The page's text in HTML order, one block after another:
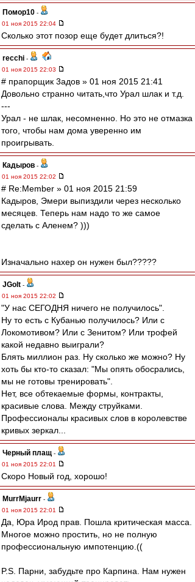
Помор10 -
01 ноя 2015 22:04
Сколько этот позор еще будет длиться?!
recchi -
01 ноя 2015 22:03
# прапорщик 3адoв » 01 ноя 2015 21:41
Довольно странно читать,что Урал шлак и т.д.
---
Урал - не шлак, несомненно. Но это не отмазка
того, чтобы нам дома уверенно им
проигрывать.
Кадыров -
01 ноя 2015 22:02
# Re:Member » 01 ноя 2015 21:59
Кадыров, Эмери выпиздили через несколько
месяцев. Теперь нам надо то же самое
сделать с Аленем? )))
Изначально нахер он нужен был?????
JGolt -
01 ноя 2015 22:02
"У нас СЕГОДНЯ ничего не получилось".
Ну то есть с Кубанью получилось? Или с
Локомотивом? Или с Зенитом? Или трофей
какой недавно выиграли?
Блять миллион раз. Ну сколько же можно? Ну
хоть бы кто-то сказал: "Мы опять обосрались,
мы не готовы тренировать".
Нет, все обтекаемые формы, контракты,
красивые слова. Между струйками.
Профессионалы красивых слов в королевстве
кривых зеркал...
Черный плащ -
01 ноя 2015 22:01
Скоро Новый год, хорошо!
MurrMjaurr -
01 ноя 2015 22:01
Да, Юра Ирод прав. Пошла критическая масса.
Многое можно простить, но не полную
профессиональную импотенцию.((
P.S. Парни, забудьте про Карпина. Нам нужен